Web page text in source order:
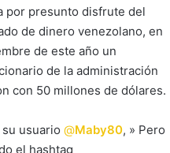
por presunto disfrute del
de dinero venezolano, en
de este año un
de la administración
con 50 millones de dólares.
usuario @Maby80, » Pero
el hashtag